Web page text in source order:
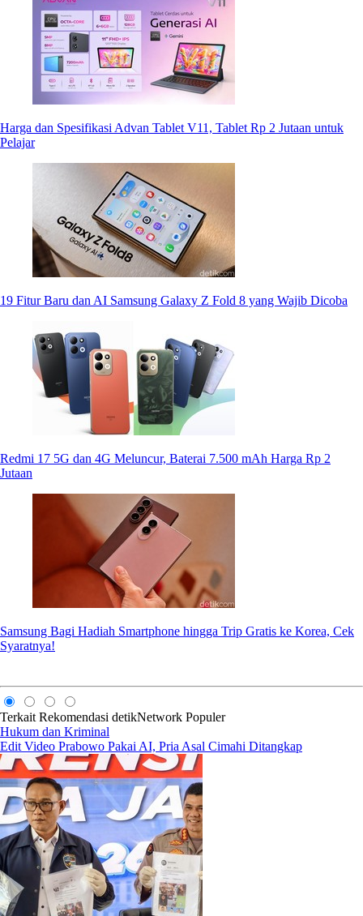
Harga dan Spesifikasi Advan Tablet V11, Tablet Rp 2 Jutaan untuk
Pelajar
19 Fitur Baru dan AI Samsung Galaxy Z Fold 8 yang Wajib Dicoba
Redmi 17 5G dan 4G Meluncur, Baterai 7.500 mAh Harga Rp 2
Jutaan
Samsung Bagi Hadiah Smartphone hingga Trip Gratis ke Korea, Cek
Syaratnya!
Terkait Rekomendasi detikNetwork Populer
Hukum dan Kriminal
Edit Video Prabowo Pakai AI, Pria Asal Cimahi Ditangkap